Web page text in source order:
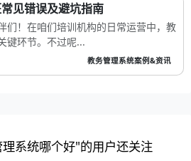
见错误及避坑指南
们！在咱们培训机构的日常运营中，教
键环节。不过呢...
教务管理系统案例&资讯
系统哪个好"的用户还关注